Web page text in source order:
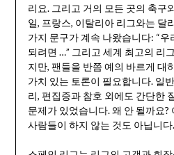
리요. 그리고 거의 모든 곳의 축구
일, 프랑스, 이탈리아 리그와는 달
가지 문구가 계속 나왔습니다: “
되려면 …” 그리고 세계 최고의 리
지만, 팬들을 반쯤 예의 바르게 대
가치 있는 토론이 필요합니다. 일
리, 편집증과 참호 외에도 간단한
문제가 있었습니다. 왜 안 될까요?
사람들이 하지 않는 것도 아닙니다.